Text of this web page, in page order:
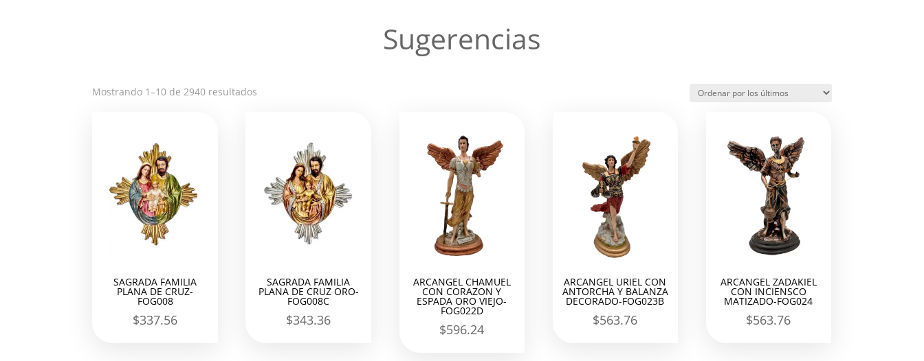
Sugerencias
Mostrando 1–10 de 2940 resultados
SAGRADA FAMILIA
PLANA DE CRUZ-
FOG008
$337.56
SAGRADA FAMILIA
PLANA DE CRUZ ORO-
FOG008C
$343.36
ARCANGEL CHAMUEL
CON CORAZON Y
ESPADA ORO VIEJO-
FOG022D
$596.24
ARCANGEL URIEL CON
ANTORCHA Y BALANZA
DECORADO-FOG023B
$563.76
ARCANGEL ZADAKIEL
CON INCIENSCO
MATIZADO-FOG024
$563.76